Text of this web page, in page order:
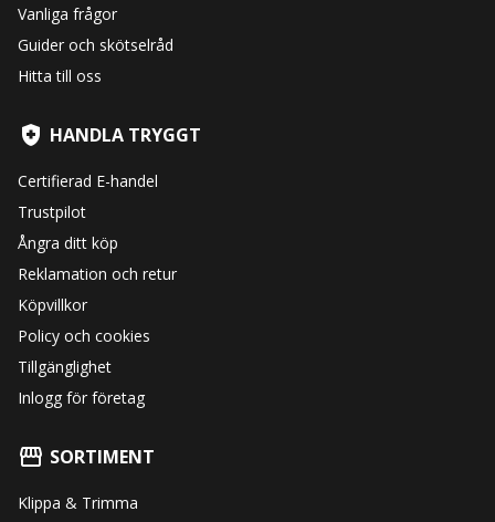
Vanliga frågor
Guider och skötselråd
Hitta till oss
HANDLA TRYGGT
Certifierad E-handel
Trustpilot
Ångra ditt köp
Reklamation och retur
Köpvillkor
Policy och cookies
Tillgänglighet
Inlogg för företag
SORTIMENT
Klippa & Trimma